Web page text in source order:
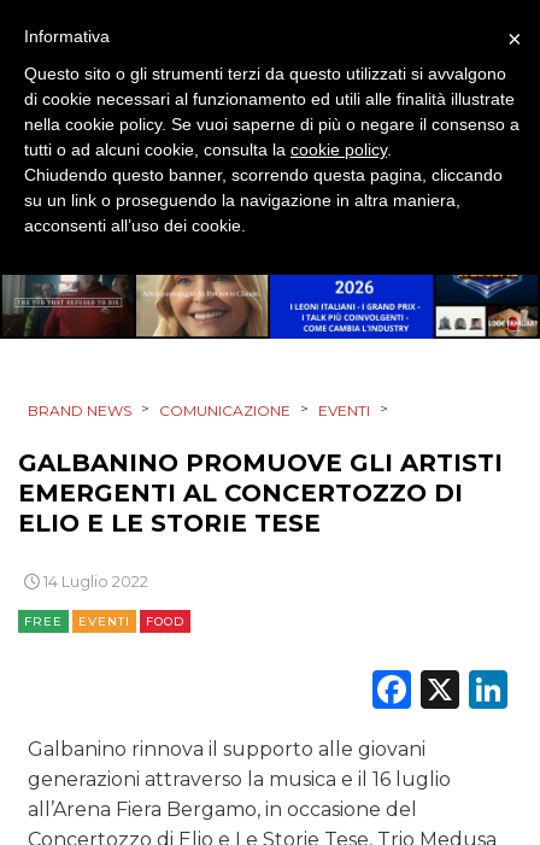
CINEMA
DIGITALE
EDITORIA
RADIO / AUDIO
RICERCHE
TREND
BRAND NEWS > COMUNICAZIONE > EVENTI >
GALBANINO PROMUOVE GLI ARTISTI
EMERGENTI AL CONCERTOZZO DI
ELIO E LE STORIE TESE
14 Luglio 2022
FREE EVENTI FOOD
X
Galbanino rinnova il supporto alle giovani
generazioni attraverso la musica e il 16 luglio
all’Arena Fiera Bergamo, in occasione del
Concertozzo di Elio e Le Storie Tese, Trio Medusa
×
Informativa
Questo sito o gli strumenti terzi da questo utilizzati si avvalgono
di cookie necessari al funzionamento ed utili alle finalità illustrate
nella cookie policy. Se vuoi saperne di più o negare il consenso a
tutti o ad alcuni cookie, consulta la cookie policy.
Chiudendo questo banner, scorrendo questa pagina, cliccando
su un link o proseguendo la navigazione in altra maniera,
acconsenti all’uso dei cookie.